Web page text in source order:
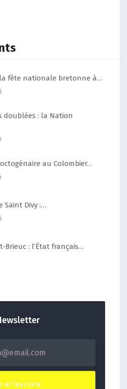
fête nationale bretonne à…
doublées : la Nation
au Colombier…
Saint Divy :…
Brieuc : l’État français…